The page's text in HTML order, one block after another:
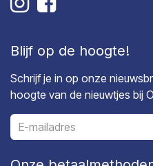
Blijf op de hoogte!
Schrijf je in op onze
hoogte van de nieuwtjes bij